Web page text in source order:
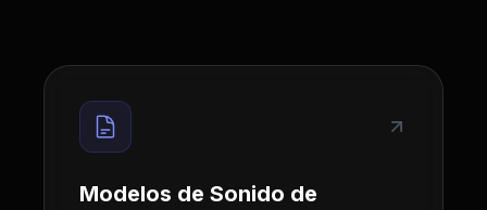
Modelos de Sonido de